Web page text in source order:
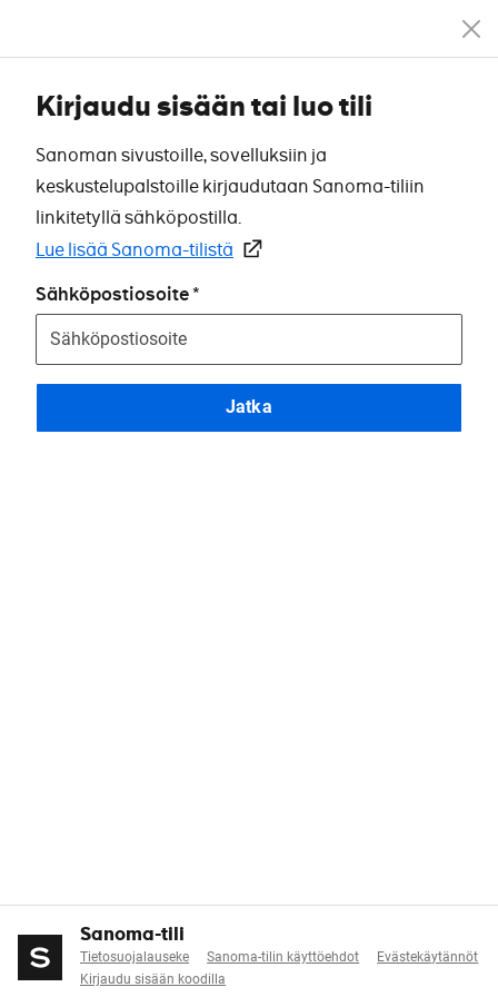
Kirjaudu sisään tai luo tili
Sanoman sivustoille, sovelluksiin ja
keskustelupalstoille kirjaudutaan Sanoma-tiliin
linkitetyllä sähköpostilla.
Lue lisää Sanoma-tilistä
Sähköpostiosoite
Jatka
Sanoma-tili
Tietosuojalauseke Sanoma-tilin käyttöehdot
Evästekäytännöt
Kirjaudu sisään koodilla